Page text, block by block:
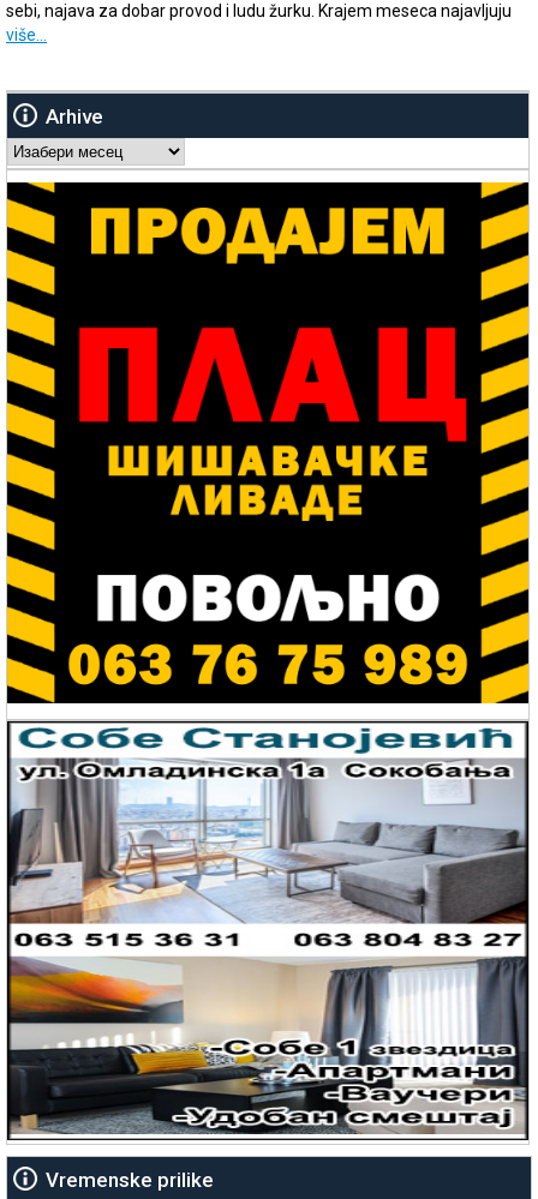
sebi, najava za dobar provod i ludu žurku. Krajem meseca najavljuju
više…
Arhive
Arhive
Vremenske prilike